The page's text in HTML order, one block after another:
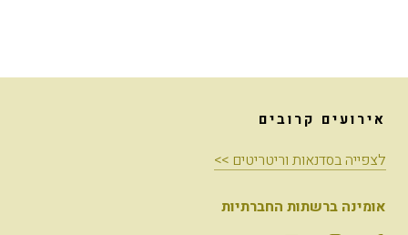
אירועים קרובים
לצפייה בסדנאות וריטריטים >>
אומינה ברשתות החברתיות